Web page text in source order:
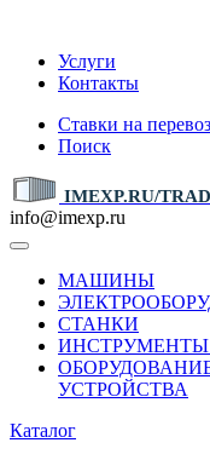
Услуги
Контакты
Ставки на
Поиск
IMEXP.RU/
info@imexp.ru
МАШИНЫ
СТАНКИ
УСТРОЙСТВА
Каталог